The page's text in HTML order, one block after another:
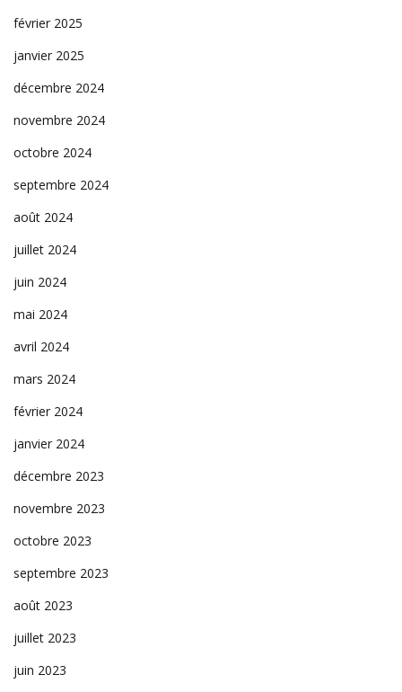
février 2025
janvier 2025
décembre 2024
novembre 2024
octobre 2024
septembre 2024
août 2024
juillet 2024
juin 2024
mai 2024
avril 2024
mars 2024
février 2024
janvier 2024
décembre 2023
novembre 2023
octobre 2023
septembre 2023
août 2023
juillet 2023
juin 2023